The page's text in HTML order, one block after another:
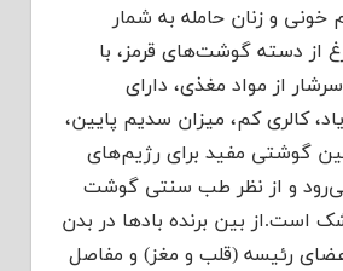
خونی و زنان حامله به شمار
از دسته گوشت‌های قرمز، با
از مواد مغذی، دارای
کالری کم، میزان سدیم پایین،
گوشتی مفید برای رژیم‌های
و از نظر طب سنتی گوشت
است.از بین برنده بادها در بدن
رئیسه (قلب و مغز) و مفاصل